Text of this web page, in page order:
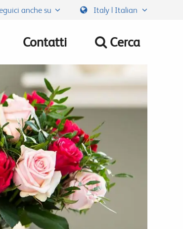
anche su Italy | Italian
Contatti Cerca